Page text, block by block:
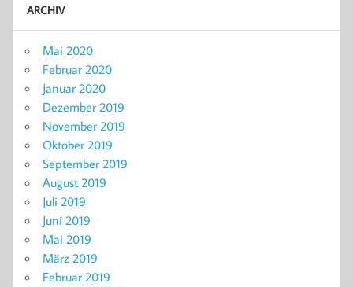
ARCHIV
Mai 2020
Februar 2020
Januar 2020
Dezember 2019
November 2019
Oktober 2019
September 2019
August 2019
Juli 2019
Juni 2019
Mai 2019
März 2019
Februar 2019